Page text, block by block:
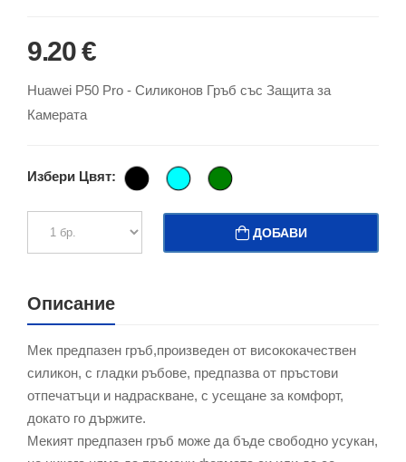
9.20 €
Huawei P50 Pro - Силиконов Гръб със Защита за
Камерата
Избери Цвят:
ДОБАВИ
Описание
Мек предпазен гръб,произведен от висококачествен
силикон, с гладки ръбове, предпазва от пръстови
отпечатъци и надраскване, с усещане за комфорт,
докато го държите.
Мекият предпазен гръб може да бъде свободно усукан,